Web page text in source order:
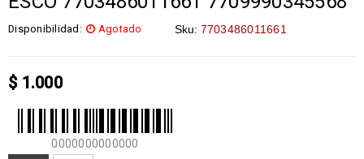
Disponibilidad: Agotado Sku: 7703486011661
$1.000
0000000000000